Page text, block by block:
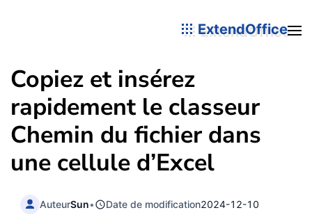
ExtendOffice
Copiez et insérez
rapidement le classeur
Chemin du fichier dans
une cellule d’Excel
AuteurSun• Date de modification2024-12-10